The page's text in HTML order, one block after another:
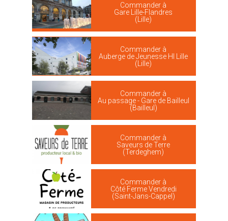
Commander à
Gare Lille-Flandres
(Lille)
Commander à
Auberge de Jeunesse HI Lille
(Lille)
Commander à
Au passage - Gare de Bailleul
(Bailleul)
Commander à
Saveurs de Terre
(Terdeghem)
Commander à
Côté Ferme Vendredi
(Saint-Jans-Cappel)